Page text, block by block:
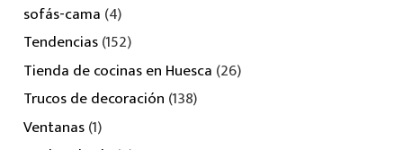
sofás-cama (4)
Tendencias(152)
Tienda de cocinas en Huesca (26)
Trucos de decoración (138)
Ventanas(1)